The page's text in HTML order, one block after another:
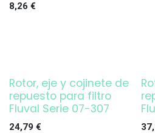
8,26 €
Rotor, eje y cojinete de
repuesto para filtro
Fluval Serie 07-307
24,79 €